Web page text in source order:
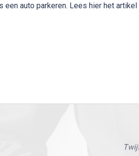
een auto parkeren. Lees hier het artikel